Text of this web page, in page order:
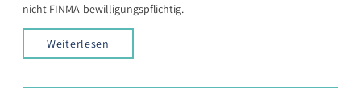
nicht FINMA-bewilligungspflichtig.
Weiterlesen